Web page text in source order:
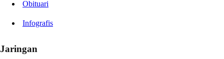
Obituari
Infografis
Jaringan